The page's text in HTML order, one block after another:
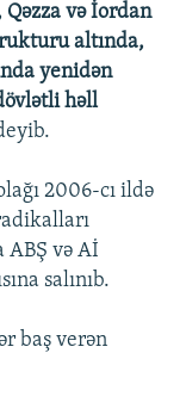
və İordan
altında,
yenidən
həll
2006-cı ildə
və Aİ
salınıb.
baş verən